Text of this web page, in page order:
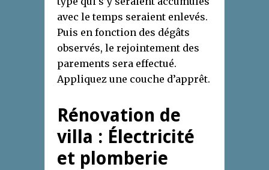
avec le temps seraient enlevés.
Puis en fonction des dégâts
observés, le rejointement des
parements sera effectué.
Appliquez une couche d’apprêt.
Rénovation de
villa : Électricité
et plomberie